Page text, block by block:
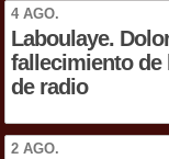
4 AGO.
Laboulaye.
fallecimiento
de radio
2 AGO.